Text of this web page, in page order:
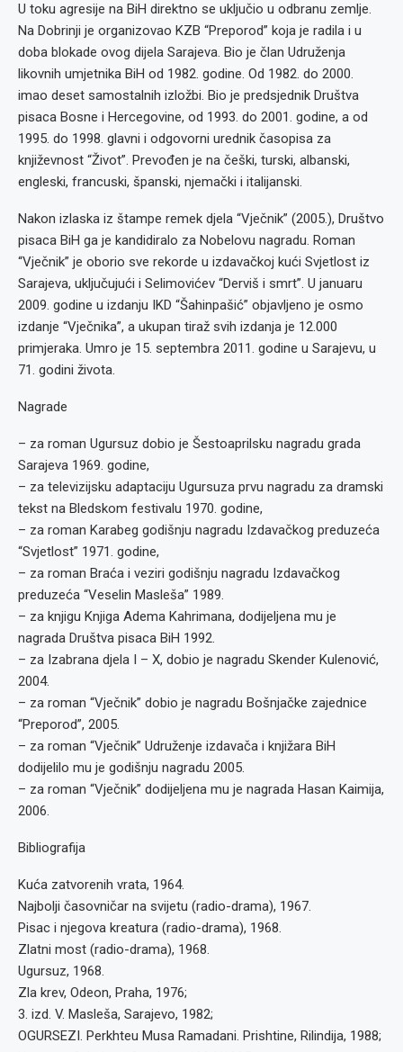
U toku agresije na BiH direktno se uključio u odbranu zemlje.
Na Dobrinji je organizovao KZB “Preporod” koja je radila i u
doba blokade ovog dijela Sarajeva. Bio je član Udruženja
likovnih umjetnika BiH od 1982. godine. Od 1982. do 2000.
imao deset samostalnih izložbi. Bio je predsjednik Društva
pisaca Bosne i Hercegovine, od 1993. do 2001. godine, a od
1995. do 1998. glavni i odgovorni urednik časopisa za
književnost “Život”. Prevođen je na češki, turski, albanski,
engleski, francuski, španski, njemački i italijanski.
Nakon izlaska iz štampe remek djela “Vječnik” (2005.), Društvo
pisaca BiH ga je kandidiralo za Nobelovu nagradu. Roman
“Vječnik” je oborio sve rekorde u izdavačkoj kući Svjetlost iz
Sarajeva, uključujući i Selimovićev “Derviš i smrt”. U januaru
2009. godine u izdanju IKD “Šahinpašić” objavljeno je osmo
izdanje “Vječnika”, a ukupan tiraž svih izdanja je 12.000
primjeraka. Umro je 15. septembra 2011. godine u Sarajevu, u
71. godini života.
Nagrade
– za roman Ugursuz dobio je Šestoaprilsku nagradu grada
Sarajeva 1969. godine,
– za televizijsku adaptaciju Ugursuza prvu nagradu za dramski
tekst na Bledskom festivalu 1970. godine,
– za roman Karabeg godišnju nagradu Izdavačkog preduzeća
“Svjetlost” 1971. godine,
– za roman Braća i veziri godišnju nagradu Izdavačkog
preduzeća “Veselin Masleša” 1989.
– za knjigu Knjiga Adema Kahrimana, dodijeljena mu je
nagrada Društva pisaca BiH 1992.
– za Izabrana djela I – X, dobio je nagradu Skender Kulenović,
2004.
– za roman “Vječnik” dobio je nagradu Bošnjačke zajednice
“Preporod”, 2005.
– za roman “Vječnik” Udruženje izdavača i knjižara BiH
dodijelilo mu je godišnju nagradu 2005.
– za roman “Vječnik” dodijeljena mu je nagrada Hasan Kaimija,
2006.
Bibliografija
Kuća zatvorenih vrata, 1964.
Najbolji časovničar na svijetu (radio-drama), 1967.
Pisac i njegova kreatura (radio-drama), 1968.
Zlatni most (radio-drama), 1968.
Ugursuz, 1968.
Zla krev, Odeon, Praha, 1976;
3. izd. V. Masleša, Sarajevo, 1982;
OGURSEZI. Perkhteu Musa Ramadani. Prishtine, Rilindija, 1988;